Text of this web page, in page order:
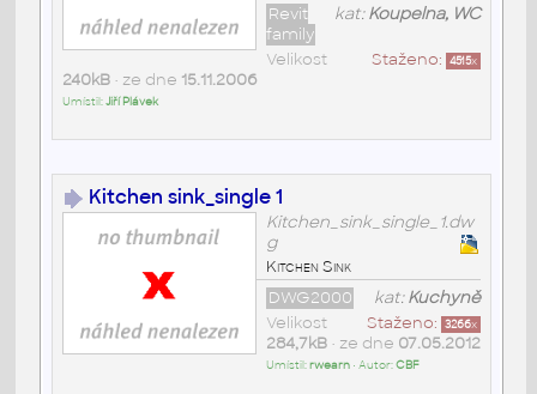
kat:Koupelna, WC
Revit
family
Staženo: 4515x
Velikost
240kB• ze dne 15.11.2006
Umístil:Jiří Plávek
Kitchen sink_single 1
Kitchen_sink_single_1.dw
g
Kitchen Sink
kat:Kuchyně
DWG2000
Staženo: 3266x
Velikost
284,7kB• ze dne 07.05.2012
Umístil:rwearn• Autor:CBF